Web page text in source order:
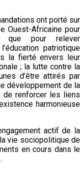
ont porté sur
Ouest-Africaine pour
que pour relever
patriotique
la fierté envers leur
; la lutte contre la
d’être attirés par
développement de la
de renforcer les liens
harmonieuse
actif de la
vie sociopolitique de
en cours dans le